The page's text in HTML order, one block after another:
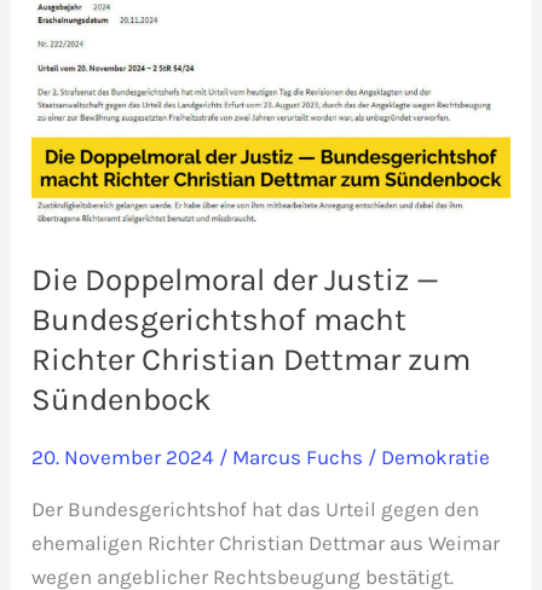
Die Doppelmoral der Justiz —
Bundesgerichtshof macht
Richter Christian Dettmar zum
Sündenbock
20. November 2024 / Marcus Fuchs / Demokratie
Der Bundesgerichtshof hat das Urteil gegen den
ehemaligen Richter Christian Dettmar aus Weimar
wegen angeblicher Rechtsbeugung bestätigt.